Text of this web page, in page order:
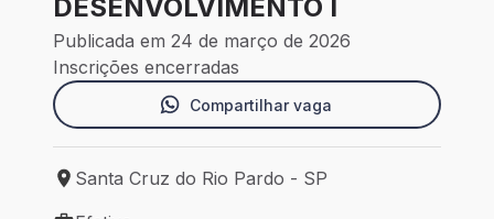
DESENVOLVIMENTO I
Publicada em 24 de março de 2026
Inscrições encerradas
Compartilhar vaga
Local de trabalho: Santa Cruz do Rio Pardo - SP
Santa Cruz do Rio Pardo - SP